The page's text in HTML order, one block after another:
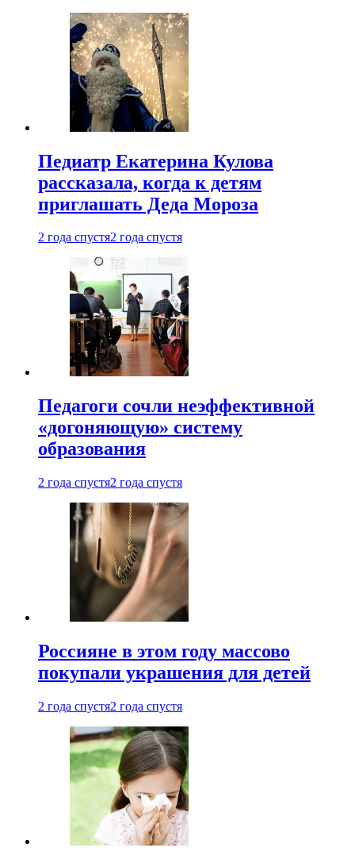
Педиатр Екатерина Кулова
рассказала, когда к детям
приглашать Деда Мороза
2 года спустя2 года спустя
Педагоги сочли неэффективной
«догоняющую» систему
образования
2 года спустя2 года спустя
Россияне в этом году массово
покупали украшения для детей
2 года спустя2 года спустя